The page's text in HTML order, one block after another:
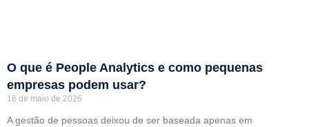
O que é People Analytics e como pequenas
empresas podem usar?
16 de maio de 2026
A gestão de pessoas deixou de ser baseada apenas em